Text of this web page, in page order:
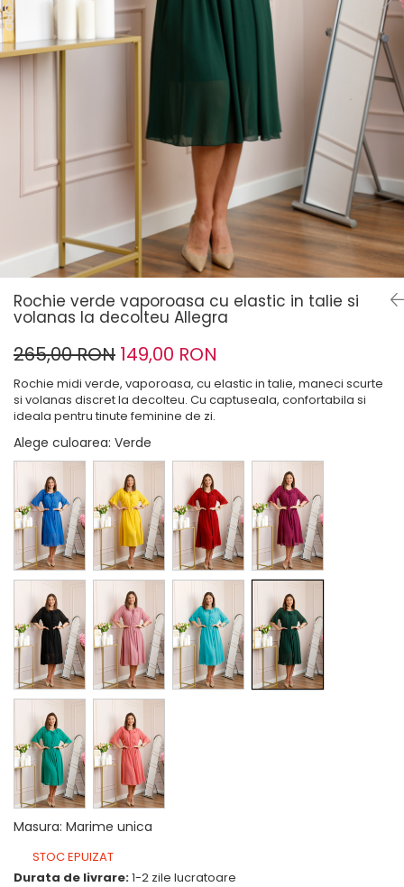
Rochie verde vaporoasa cu elastic in talie si
volanas la decolteu Allegra
265,00 RON 149,00 RON
Rochie midi verde, vaporoasa, cu elastic in talie, maneci scurte
si volanas discret la decolteu. Cu captuseala, confortabila si
ideala pentru tinute feminine de zi.
Alege culoarea: Verde
Masura: Marime unica
STOC EPUIZAT
Durata de livrare:1-2 zile lucratoare